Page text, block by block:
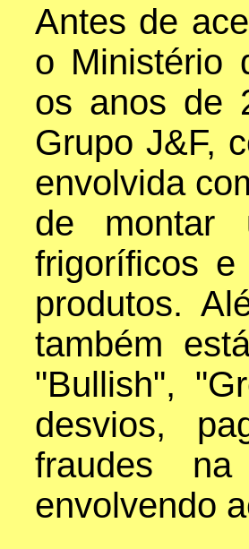
Antes de
o Ministério
os anos de
Grupo J&F,
envolvida
de montar
frigoríficos
produtos.
também
"Bullish",
desvios,
fraudes
envolvendo